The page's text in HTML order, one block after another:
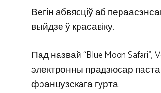
Вегін абвясціў аб
выйдзе ў красавіку.
Пад назвай “Blue Moon Safari”,
электронны прадзюсар
французскага гурта.